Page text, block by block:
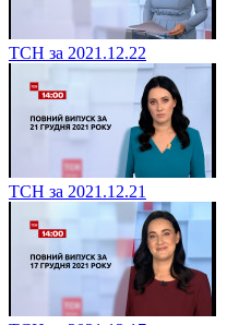
ТСН за 2021.12.22
ТСН за 2021.12.21